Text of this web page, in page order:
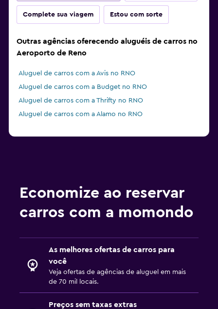
Complete sua viagem Estou com sorte
Outras agências oferecendo aluguéis de carros no
Aeroporto de Reno
Aluguel de carros com a Avis no RNO
Aluguel de carros com a Budget no RNO
Aluguel de carros com a Thrifty no RNO
Aluguel de carros com a Alamo no RNO
Economize ao reservar
carros com a momondo
As melhores ofertas de carros para
você
Veja ofertas de agências de aluguel em mais
de 70 mil locais.
Preços sem taxas extras